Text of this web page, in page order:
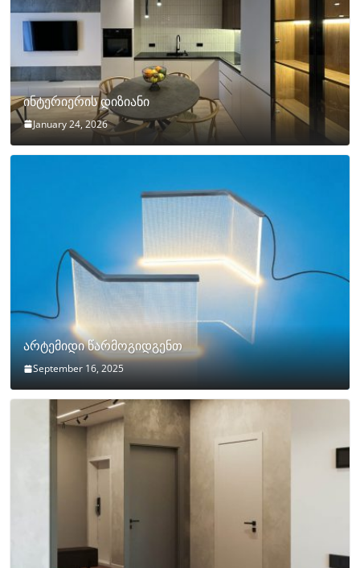
ინტერიერის დიზიანი
January 24, 2026
არტემიდი წარმოგიდგენთ
September 16, 2025